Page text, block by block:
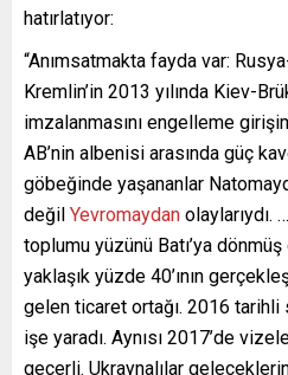
hatırlatıyor:
“Anımsatmakta fayda var:
Kremlin’in 2013 yılında Kiev-
imzalanmasını engelleme
AB’nin albenisi arasında güç
göbeğinde yaşananlar
değil Yevromaydan olaylarıydı.
toplumu yüzünü Batı’ya
yaklaşık yüzde 40’ının
gelen ticaret ortağı. 2016
işe yaradı. Aynısı 2017’de
geçerli. Ukraynalılar